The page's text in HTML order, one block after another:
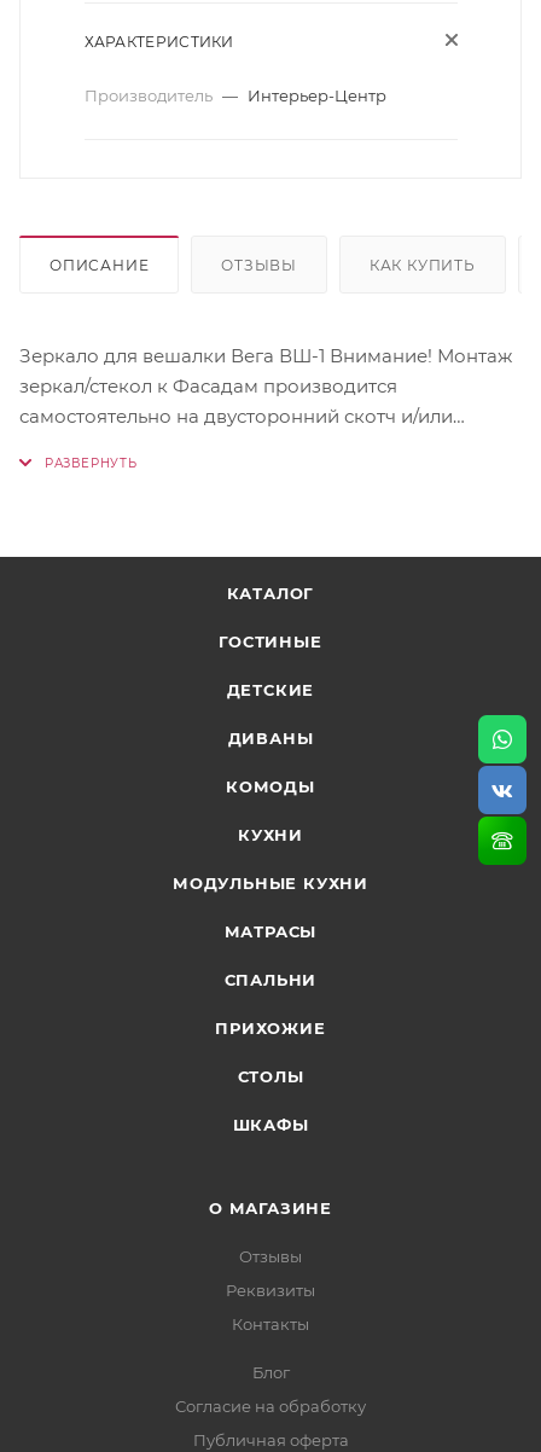
ХАРАКТЕРИСТИКИ
Производитель — Интерьер-Центр
ОПИСАНИЕ ОТЗЫВЫ КАК КУПИТЬ
Зеркало для вешалки Вега ВШ-1 Внимание! Монтаж
зеркал/стекол к Фасадам производится
самостоятельно на двусторонний скотч и/или
КАТАЛОГ
ГОСТИНЫЕ
ДЕТСКИЕ
ДИВАНЫ
КОМОДЫ
КУХНИ
МОДУЛЬНЫЕ КУХНИ
МАТРАСЫ
СПАЛЬНИ
ПРИХОЖИЕ
СТОЛЫ
ШКАФЫ
О МАГАЗИНЕ
Отзывы
Реквизиты
Контакты
Блог
Согласие на обработку
Публичная оферта